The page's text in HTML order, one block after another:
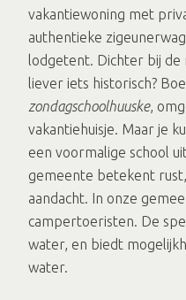
vakantiewoning met
authentieke
lodgetent. Dichter bij de
liever iets historisch?
zondagschoolhuuske,
vakantiehuisje. Maar je
een voormalige school
gemeente betekent
aandacht. In onze
campertoeristen. De
water, en biedt
water.